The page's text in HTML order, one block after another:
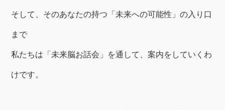
そして、そのあなたの持つ「未来への可能性」の入り口
まで
私たちは「未来脳お話会」を通して、案内をしていくわ
けです。